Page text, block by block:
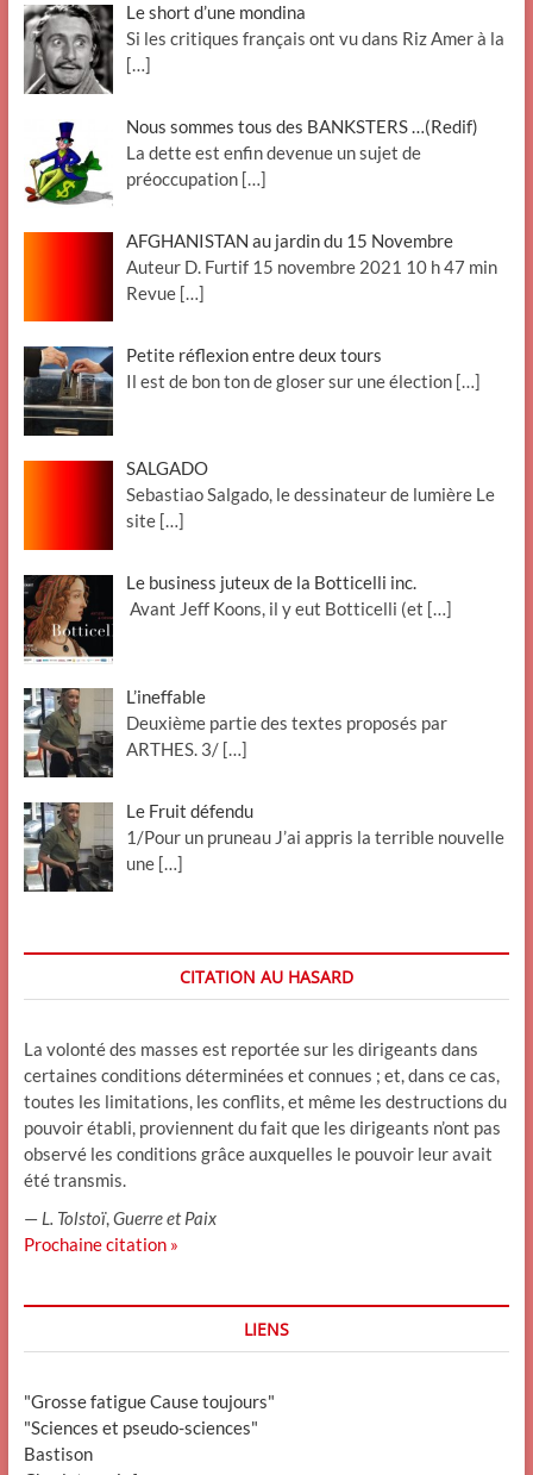
Le short d’une mondina
Si les critiques français ont vu dans Riz Amer à la
[…]
Nous sommes tous des BANKSTERS …(Redif)
La dette est enfin devenue un sujet de
préoccupation […]
AFGHANISTAN au jardin du 15 Novembre
Auteur D. Furtif 15 novembre 2021 10 h 47 min
Revue […]
Petite réflexion entre deux tours
Il est de bon ton de gloser sur une élection […]
SALGADO
Sebastiao Salgado, le dessinateur de lumière Le
site […]
Le business juteux de la Botticelli inc.
Avant Jeff Koons, il y eut Botticelli (et […]
L’ineffable
Deuxième partie des textes proposés par
ARTHES. 3/ […]
Le Fruit défendu
1/Pour un pruneau J’ai appris la terrible nouvelle
une […]
CITATION AU HASARD
La volonté des masses est reportée sur les dirigeants dans
certaines conditions déterminées et connues ; et, dans ce cas,
toutes les limitations, les conflits, et même les destructions du
pouvoir établi, proviennent du fait que les dirigeants n’ont pas
observé les conditions grâce auxquelles le pouvoir leur avait
été transmis.
— L. Tolstoï,Guerre et Paix
Prochaine citation »
LIENS
"Grosse fatigue Cause toujours"
"Sciences et pseudo-sciences"
Bastison